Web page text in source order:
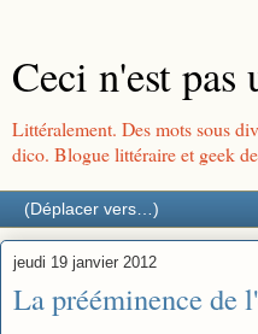
Ceci n'est
Littéralement. Des mots sous
dico. Blogue littéraire et geek
jeudi 19 janvier 2012
La prééminence de